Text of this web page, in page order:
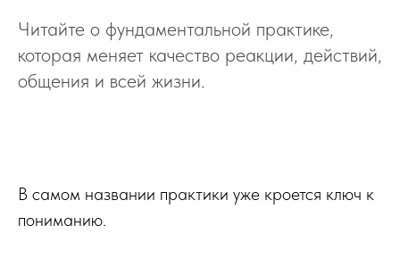
Читайте о фундаментальной практике,
которая меняет качество реакции, действий,
общения и всей жизни.
В самом названии практики уже кроется ключ к
пониманию.